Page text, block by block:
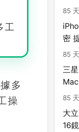
工
多
操
85 天
密
85 天
三
85 天
大
16